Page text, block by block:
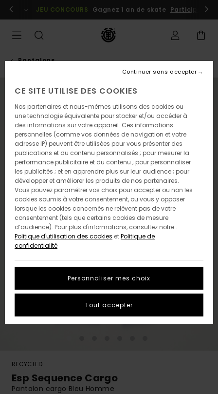
l'information
Se connecter / s'inscrire
JEU CONCOURS Gagnez 1 an de skate Participez
Pantalons
NOUVEAUTÉ
RECYCLED
Esp Sequence Cargo
Pantalon cargo Bleu Homme
CE SITE UTILISE DES COOKIES
Nos partenaires et nous-mêmes utilisons des cookies ou
une technologie équivalente pour stocker et/ou accéder à
des informations sur votre appareil. Ces informations
personnelles (comme vos données de navigation et votre
adresse IP) peuvent être utilisées pour vous présenter des
publications et du contenu personnalisés ; pour mesurer la
performance publicitaire et du contenu ; pour personnaliser
les publicités ; et en apprendre plus sur leur audience ; pour
développer et améliorer les produits de nos partenaires.
Vous pouvez paramétrer vos choix pour accepter ou non les
cookies soumis à votre consentement, ou vous y opposer
lorsque les cookies concernés ne relèvent pas de votre
consentement (tels que certains cookies de mesure
d’audience). Pour plus d'informations, consultez notre :
Politique d'utilisation des cookies etPolitique de
confidentialité
Personnaliser mes choix
Continuer sans accepter
Tout accepter